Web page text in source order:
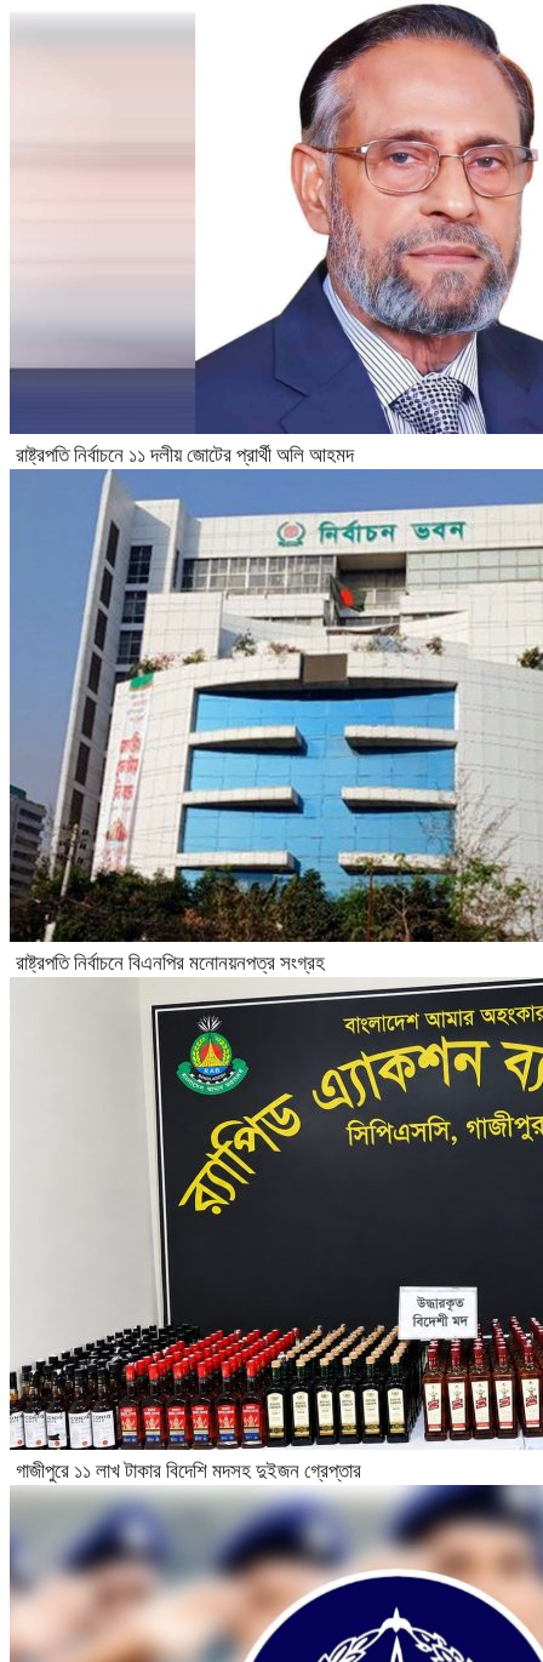
রাষ্ট্রপতি নির্বাচনে ১১ দলীয় জোটের প্রার্থী অলি আহমদ
রাষ্ট্রপতি নির্বাচনে বিএনপির মনোনয়নপত্র সংগ্রহ
গাজীপুরে ১১ লাখ টাকার বিদেশি মদসহ দুইজন গ্রেপ্তার